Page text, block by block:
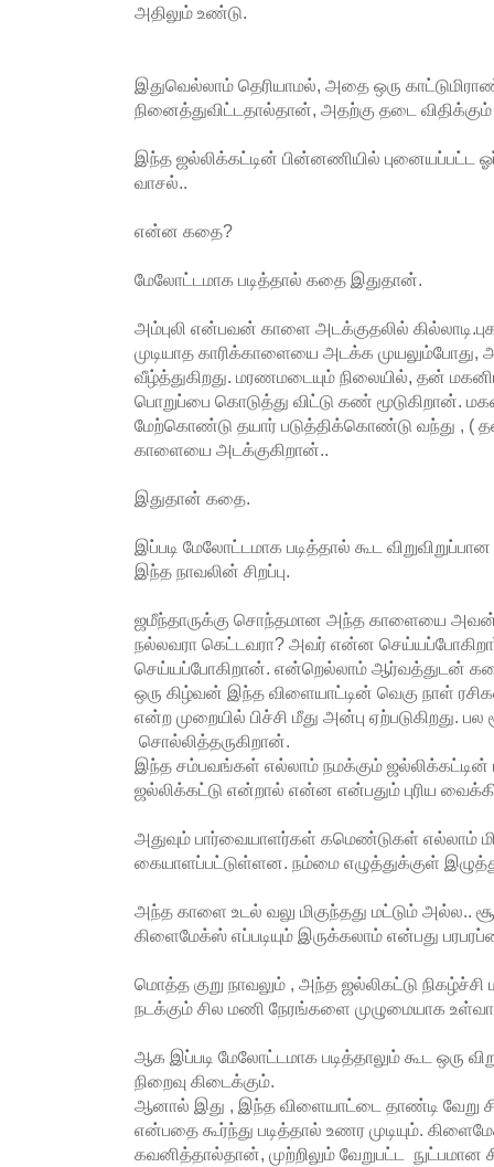
அதிலும் உண்டு.
இதுவெல்லாம் தெரியாமல், அதை ஒரு
நினைத்துவிட்டதால்தான், அதற்கு தடை விதிக்கும்
இந்த ஜல்லிக்கட்டின் பின்னணியில் புனையப்பட்ட
வாசல்..
என்ன கதை?
மேலோட்டமாக படித்தால் கதை இதுதான்.
அம்புலி என்பவன் காளை அடக்குதலில்
முடியாத காரிக்காளையை அடக்க
வீழ்த்துகிறது. மரணமடையும் நிலையில், தன்
பொறுப்பை கொடுத்து விட்டு கண் மூடுகிறான்.
மேற்கொண்டு தயார் படுத்திக்கொண்டு வந்து , (
காளையை அடக்குகிறான்..
இதுதான் கதை.
இப்படி மேலோட்டமாக படித்தால் கூட
இந்த நாவலின் சிறப்பு.
ஜமீந்தாருக்கு சொந்தமான அந்த காளையை அவன்
நல்லவரா கெட்டவரா? அவர் என்ன
செய்யப்போகிறான். என்றெல்லாம் ஆர்வத்துடன்
ஒரு கிழ்வன் இந்த விளையாட்டின் வெகு நாள்
என்ற முறையில் பிச்சி மீது அன்பு ஏற்படுகிறது.
சொல்லித்தருகிறான்.
இந்த சம்பவங்கள் எல்லாம் நமக்கும் ஜல்லிக்கட்டின்
ஜல்லிக்கட்டு என்றால் என்ன என்பதும் புரிய
அதுவும் பார்வையாளர்கள் கமெண்டுகள் எல்லாம்
கையாளப்பட்டுள்ளன. நம்மை எழுத்துக்குள்
அந்த காளை உடல் வலு மிகுந்தது மட்டும் அல்ல..
கிளைமேக்ஸ் எப்படியும் இருக்கலாம் என்பது
மொத்த குறு நாவலும் , அந்த ஜல்லிகட்டு நிகழ்ச்சி
நடக்கும் சில மணி நேரங்களை முழுமையாக
ஆக இப்படி மேலோட்டமாக படித்தாலும் கூட ஒரு
நிறைவு கிடைக்கும்.
ஆனால் இது , இந்த விளையாட்டை தாண்டி வேறு
என்பதை கூர்ந்து படித்தால் உணர முடியும்.
கவனித்தால்தான், முற்றிலும் வேறுபட்ட நுட்பமான